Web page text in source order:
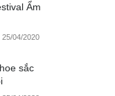
Ẩm
25/04/2020
sắc